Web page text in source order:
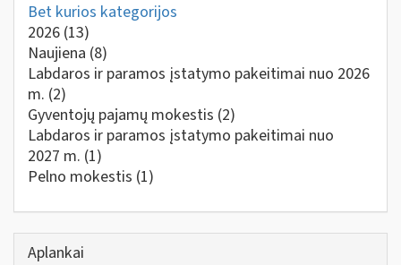
Bet kurios kategorijos
2026 (13)
Naujiena (8)
Labdaros ir paramos įstatymo pakeitimai nuo 2026
m. (2)
Gyventojų pajamų mokestis (2)
Labdaros ir paramos įstatymo pakeitimai nuo
2027 m. (1)
Pelno mokestis (1)
Aplankai